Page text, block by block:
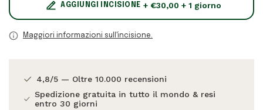
AGGIUNGI INCISIONE + €30,00 + 1 giorno
Maggiori informazioni sull'incisione.
4,8/5 — Oltre 10.000 recensioni
Spedizione gratuita in tutto il mondo & resi
entro 30 giorni